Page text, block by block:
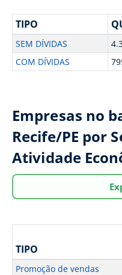
TIPO
SEM DÍVIDAS
COM DÍVIDAS
Empresas no
Recife/PE por
Atividade
TIPO
Promoção de vendas